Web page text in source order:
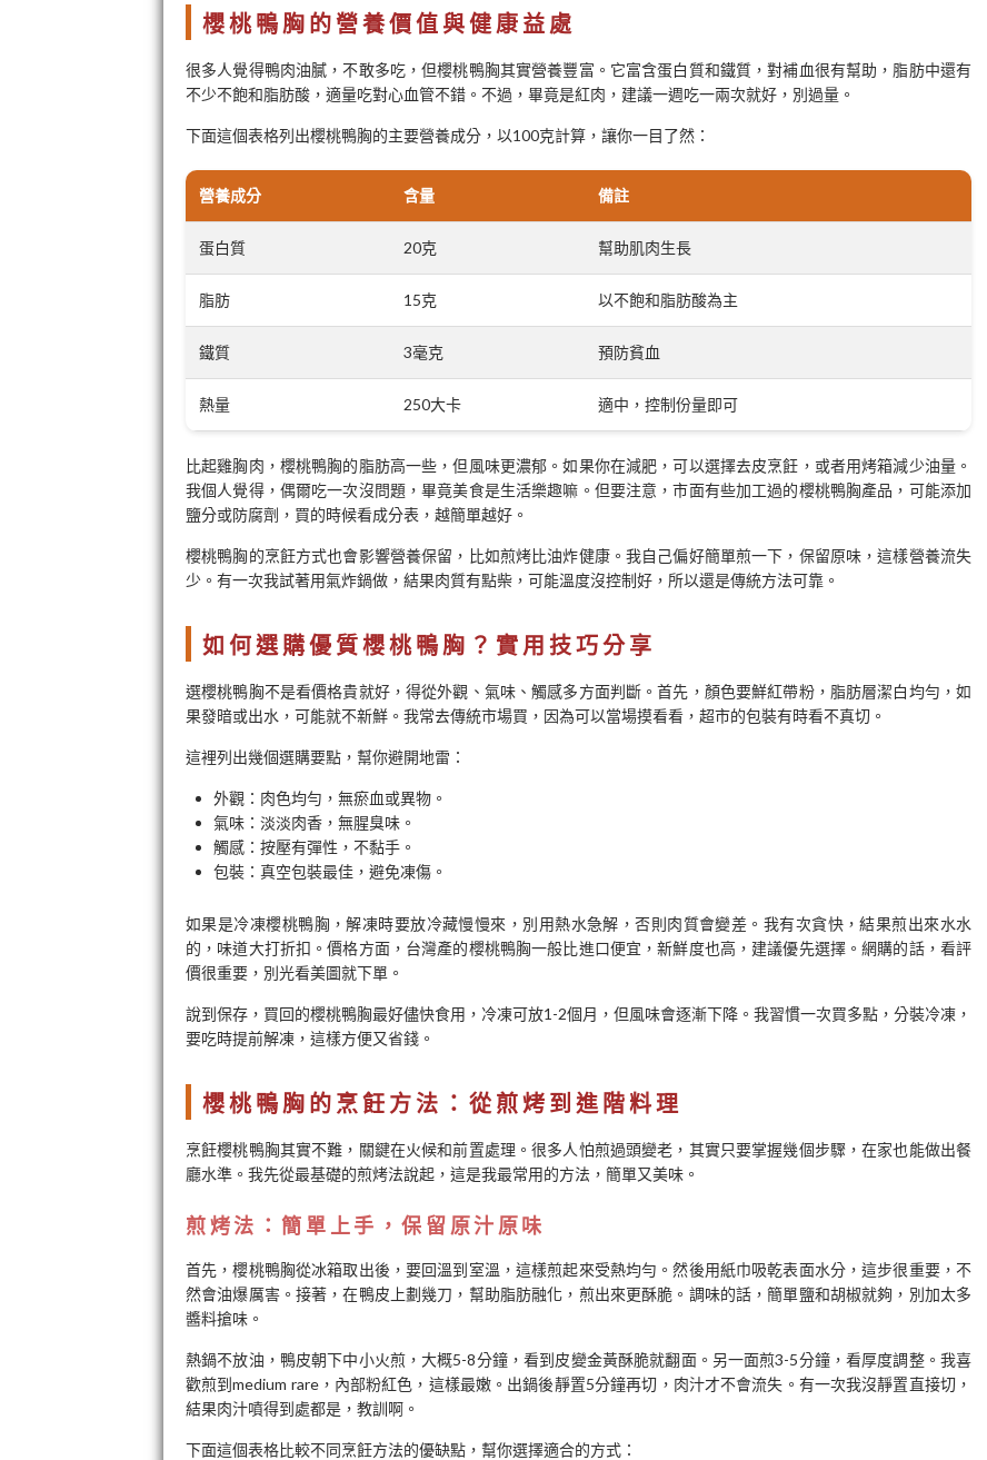
櫻桃鴨胸的營養價值與健康益處
很多人覺得鴨肉油膩，不敢多吃，但櫻桃鴨胸其實營養豐富。它富含蛋白質和鐵質，對補血很有幫助，脂肪中還有
不少不飽和脂肪酸，適量吃對心血管不錯。不過，畢竟是紅肉，建議一週吃一兩次就好，別過量。
下面這個表格列出櫻桃鴨胸的主要營養成分，以100克計算，讓你一目了然：
營養成分 含量 備註
蛋白質 20克 幫助肌肉生長
脂肪 15克 以不飽和脂肪酸為主
鐵質 3毫克 預防貧血
熱量 250大卡 適中，控制份量即可
比起雞胸肉，櫻桃鴨胸的脂肪高一些，但風味更濃郁。如果你在減肥，可以選擇去皮烹飪，或者用烤箱減少油量。
我個人覺得，偶爾吃一次沒問題，畢竟美食是生活樂趣嘛。但要注意，市面有些加工過的櫻桃鴨胸產品，可能添加
鹽分或防腐劑，買的時候看成分表，越簡單越好。
櫻桃鴨胸的烹飪方式也會影響營養保留，比如煎烤比油炸健康。我自己偏好簡單煎一下，保留原味，這樣營養流失
少。有一次我試著用氣炸鍋做，結果肉質有點柴，可能溫度沒控制好，所以還是傳統方法可靠。
如何選購優質櫻桃鴨胸？實用技巧分享
選櫻桃鴨胸不是看價格貴就好，得從外觀、氣味、觸感多方面判斷。首先，顏色要鮮紅帶粉，脂肪層潔白均勻，如
果發暗或出水，可能就不新鮮。我常去傳統市場買，因為可以當場摸看看，超市的包裝有時看不真切。
這裡列出幾個選購要點，幫你避開地雷：
外觀：肉色均勻，無瘀血或異物。
氣味：淡淡肉香，無腥臭味。
觸感：按壓有彈性，不黏手。
包裝：真空包裝最佳，避免凍傷。
如果是冷凍櫻桃鴨胸，解凍時要放冷藏慢慢來，別用熱水急解，否則肉質會變差。我有次貪快，結果煎出來水水
的，味道大打折扣。價格方面，台灣產的櫻桃鴨胸一般比進口便宜，新鮮度也高，建議優先選擇。網購的話，看評
價很重要，別光看美圖就下單。
說到保存，買回的櫻桃鴨胸最好儘快食用，冷凍可放1-2個月，但風味會逐漸下降。我習慣一次買多點，分裝冷凍，
要吃時提前解凍，這樣方便又省錢。
櫻桃鴨胸的烹飪方法：從煎烤到進階料理
烹飪櫻桃鴨胸其實不難，關鍵在火候和前置處理。很多人怕煎過頭變老，其實只要掌握幾個步驟，在家也能做出餐
廳水準。我先從最基礎的煎烤法說起，這是我最常用的方法，簡單又美味。
煎烤法：簡單上手，保留原汁原味
首先，櫻桃鴨胸從冰箱取出後，要回溫到室溫，這樣煎起來受熱均勻。然後用紙巾吸乾表面水分，這步很重要，不
然會油爆厲害。接著，在鴨皮上劃幾刀，幫助脂肪融化，煎出來更酥脆。調味的話，簡單鹽和胡椒就夠，別加太多
醬料搶味。
熱鍋不放油，鴨皮朝下中小火煎，大概5-8分鐘，看到皮變金黃酥脆就翻面。另一面煎3-5分鐘，看厚度調整。我喜
歡煎到medium rare，內部粉紅色，這樣最嫩。出鍋後靜置5分鐘再切，肉汁才不會流失。有一次我沒靜置直接切，
結果肉汁噴得到處都是，教訓啊。
下面這個表格比較不同烹飪方法的優缺點，幫你選擇適合的方式：